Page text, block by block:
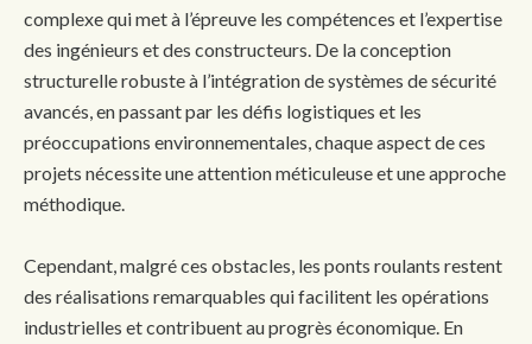
complexe qui met à l’épreuve les compétences et l’expertise
des ingénieurs et des constructeurs. De la conception
structurelle robuste à l’intégration de systèmes de sécurité
avancés, en passant par les défis logistiques et les
préoccupations environnementales, chaque aspect de ces
projets nécessite une attention méticuleuse et une approche
méthodique.
Cependant, malgré ces obstacles, les ponts roulants restent
des réalisations remarquables qui facilitent les opérations
industrielles et contribuent au progrès économique. En